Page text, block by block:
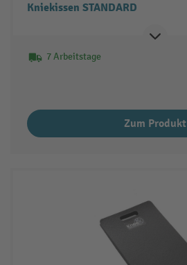
Kniekissen STANDARD
7 Arbeitstage
Zum Produkt